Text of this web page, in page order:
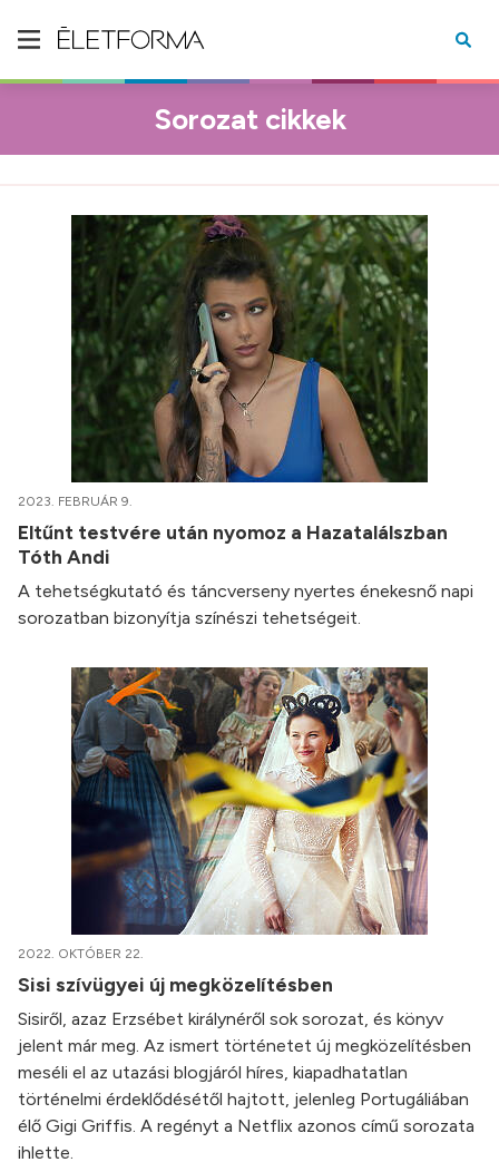
Sorozat cikkek
2023. FEBRUÁR 9.
Eltűnt testvére után nyomoz a Hazatalálszban
Tóth Andi
A tehetségkutató és táncverseny nyertes énekesnő napi
sorozatban bizonyítja színészi tehetségeit.
2022. OKTÓBER 22.
Sisi szívügyei új megközelítésben
Sisiről, azaz Erzsébet királynéről sok sorozat, és könyv
jelent már meg. Az ismert történetet új megközelítésben
meséli el az utazási blogjáról híres, kiapadhatatlan
történelmi érdeklődésétől hajtott, jelenleg Portugáliában
élő Gigi Griffis. A regényt a Netflix azonos című sorozata
ihlette.